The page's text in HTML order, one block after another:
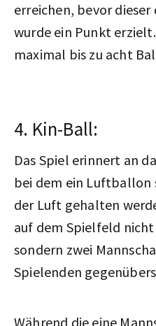
erreichen, bevor
wurde ein Punkt
maximal bis zu acht
4. Kin-Ball:
Das Spiel erinnert an
bei dem ein Luftballon
der Luft gehalten
auf dem Spielfeld
sondern zwei
Spielenden
Während die eine